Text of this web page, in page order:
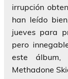
irrupción
han leído
jueves para
pero
este álbum,
Methadone